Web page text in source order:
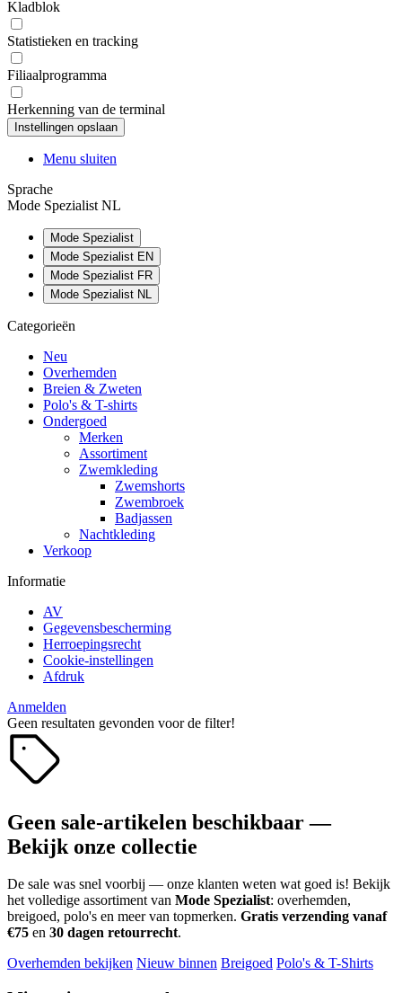
Kladblok
Statistieken en tracking
Filiaalprogramma
Herkenning van de terminal
Menu sluiten
Sprache
Mode Spezialist NL
Mode Spezialist
Mode Spezialist EN
Mode Spezialist FR
Mode Spezialist NL
Categorieën
Neu
Overhemden
Breien & Zweten
Polo's & T-shirts
Ondergoed
Merken
Assortiment
Zwemkleding
Zwemshorts
Zwembroek
Badjassen
Nachtkleding
Verkoop
Informatie
AV
Gegevensbescherming
Herroepingsrecht
Cookie-instellingen
Afdruk
Anmelden
Geen resultaten gevonden voor de filter!
Geen sale-artikelen beschikbaar —
Bekijk onze collectie
De sale was snel voorbij — onze klanten weten wat goed is! Bekijk
het volledige assortiment van Mode Spezialist: overhemden,
breigoed, polo's en meer van topmerken. Gratis verzending vanaf
€75 en 30 dagen retourrecht.
Overhemden bekijken Nieuw binnen Breigoed Polo's & T-Shirts